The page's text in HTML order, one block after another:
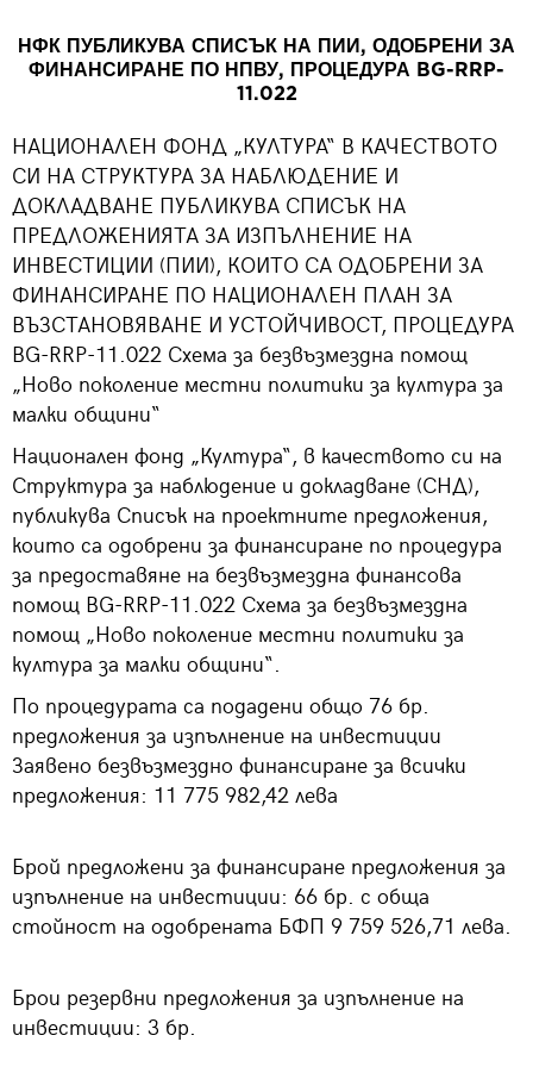
НФК ПУБЛИКУВА СПИСЪК НА ПИИ, ОДОБРЕНИ ЗА
ФИНАНСИРАНЕ ПО НПВУ, ПРОЦЕДУРА BG-RRP-
11.022
НАЦИОНАЛЕН ФОНД „КУЛТУРА“ В КАЧЕСТВОТО
СИ НА СТРУКТУРА ЗА НАБЛЮДЕНИЕ И
ДОКЛАДВАНЕ ПУБЛИКУВА СПИСЪК НА
ПРЕДЛОЖЕНИЯТА ЗА ИЗПЪЛНЕНИЕ НА
ИНВЕСТИЦИИ (ПИИ), КОИТО СА ОДОБРЕНИ ЗА
ФИНАНСИРАНЕ ПО НАЦИОНАЛЕН ПЛАН ЗА
ВЪЗСТАНОВЯВАНЕ И УСТОЙЧИВОСТ, ПРОЦЕДУРА
BG-RRP-11.022 Схема за безвъзмездна помощ
„Ново поколение местни политики за култура за
малки общини“
Национален фонд „Култура“, в качеството си на
Структура за наблюдение и докладване (СНД),
публикува Списък на проектните предложения,
които са одобрени за финансиране по процедура
за предоставяне на безвъзмездна финансова
помощ BG-RRP-11.022 Схема за безвъзмездна
помощ „Ново поколение местни политики за
култура за малки общини“.
По процедурата са подадени общо 76 бр.
предложения за изпълнение на инвестиции
Заявено безвъзмездно финансиране за всички
предложения: 11 775 982,42 лева
Брой предложени за финансиране предложения за
изпълнение на инвестиции: 66 бр. с обща
стойност на одобрената БФП 9 759 526,71 лева.
Брои резервни предложения за изпълнение на
инвестиции: 3 бр.